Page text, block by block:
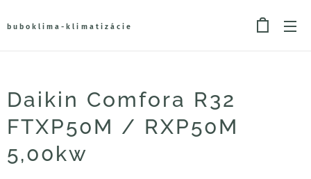
buboklima-klimatizácie
Daikin Comfora R32
FTXP50M / RXP50M
5,00kw